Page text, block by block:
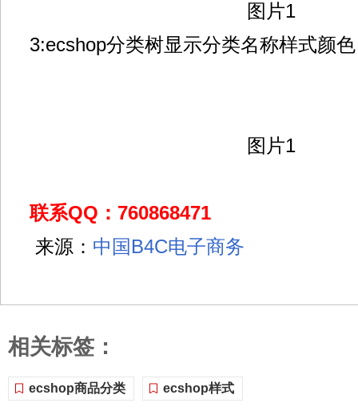
图片1
3:ecshop分类树显示分类名称样式颜色
图片1
联系QQ：760868471
来源： 中国B4C电子商务
相关标签：
ecshop商品分类 ecshop样式